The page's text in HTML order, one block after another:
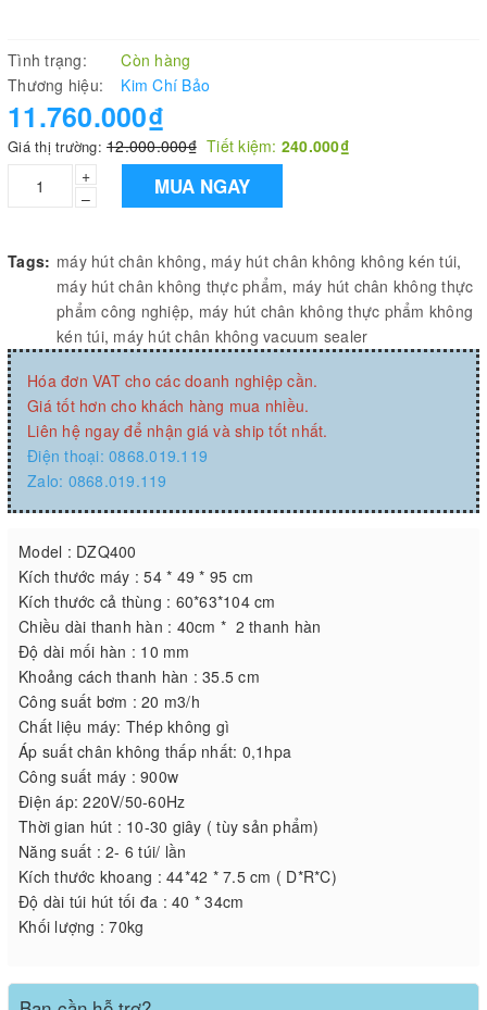
Tình trạng:
Còn hàng
Thương hiệu:
Kim Chí Bảo
11.760.000₫
Giá thị trường: 12.000.000₫ Tiết kiệm: 240.000₫
+
–
MUA NGAY
Tags: máy hút chân không, máy hút chân không không kén túi,
máy hút chân không thực phẩm, máy hút chân không thực
phẩm công nghiệp, máy hút chân không thực phẩm không
kén túi, máy hút chân không vacuum sealer
Hóa đơn VAT cho các doanh nghiệp cần.
Giá tốt hơn cho khách hàng mua nhiều.
Liên hệ ngay để nhận giá và ship tốt nhất.
Điện thoại: 0868.019.119
Zalo: 0868.019.119
Model : DZQ400
Kích thước máy : 54 * 49 * 95 cm
Kích thước cả thùng : 60*63*104 cm
Chiều dài thanh hàn : 40cm * 2 thanh hàn
Độ dài mối hàn : 10 mm
Khoảng cách thanh hàn : 35.5 cm
Công suất bơm : 20 m3/h
Chất liệu máy: Thép không gì
Áp suất chân không thấp nhất: 0,1hpa
Công suất máy : 900w
Điện áp: 220V/50-60Hz
Thời gian hút : 10-30 giây ( tùy sản phẩm)
Năng suất : 2- 6 túi/ lần
Kích thước khoang : 44*42 * 7.5 cm ( D*R*C)
Độ dài túi hút tối đa : 40 * 34cm
Khối lượng : 70kg